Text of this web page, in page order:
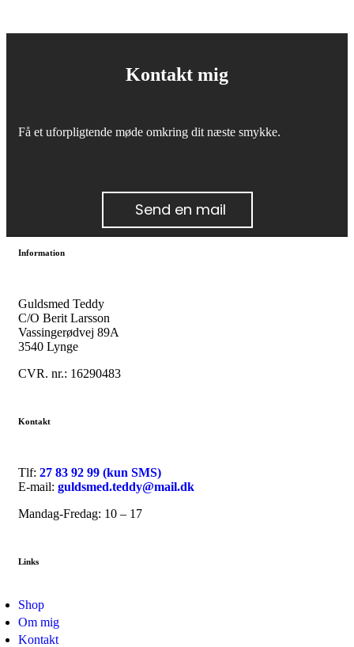
Kontakt mig
Få et uforpligtende møde omkring dit næste smykke.
Send en mail
Information
Guldsmed Teddy
C/O Berit Larsson
Vassingerødvej 89A
3540 Lynge
CVR. nr.: 16290483
Kontakt
Tlf: 27 83 92 99 (kun SMS)
E-mail: guldsmed.teddy@mail.dk
Mandag-Fredag: 10 – 17
Links
Shop
Om mig
Kontakt